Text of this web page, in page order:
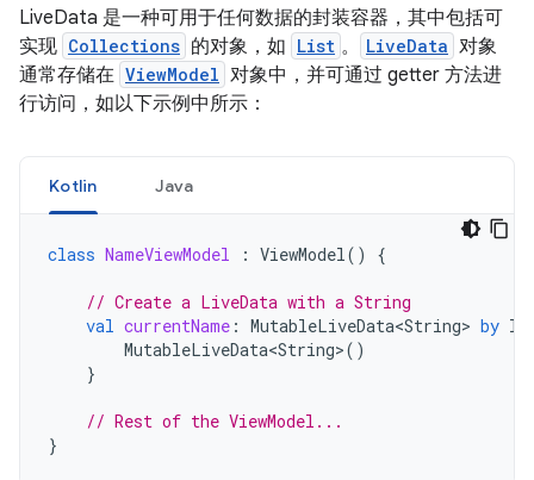
LiveData 是一种可用于任何数据的封装容器，其中包括可
实现 Collections 的对象，如 List 。 LiveData 对象
通常存储在 ViewModel 对象中，并可通过 getter 方法进
行访问，如以下示例中所示：
Kotlin Java
class NameViewModel : ViewModel() {
// Create a LiveData with a String
val currentName : MutableLiveData<String> by
MutableLiveData<String>()
}
// Rest of the ViewModel...
}